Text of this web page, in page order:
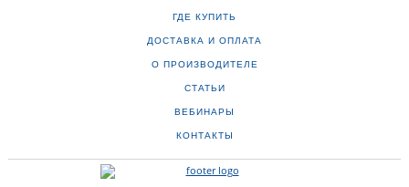
ГДЕ КУПИТЬ
ДОСТАВКА И ОПЛАТА
О ПРОИЗВОДИТЕЛЕ
СТАТЬИ
ВЕБИНАРЫ
КОНТАКТЫ